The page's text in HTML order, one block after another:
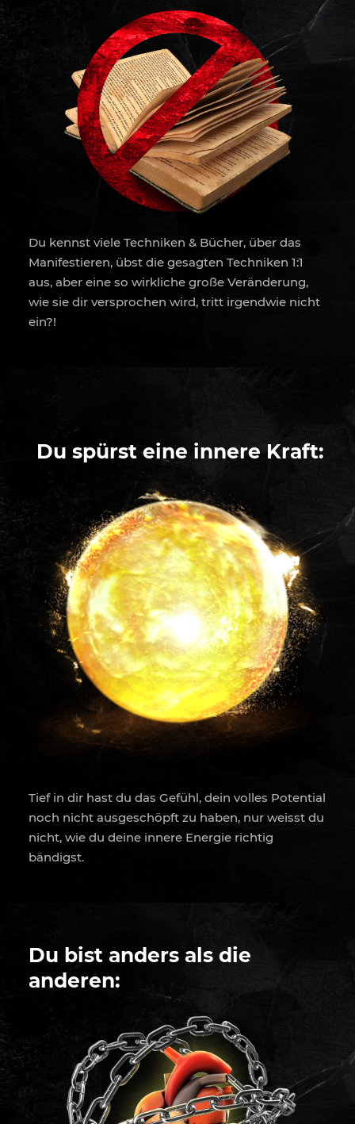
Du kennst viele Techniken & Bücher, über das
Manifestieren, übst die gesagten Techniken 1:1
aus, aber eine so wirkliche große Veränderung,
wie sie dir versprochen wird, tritt irgendwie nicht
ein?!
Du spürst eine innere Kraft:
Tief in dir hast du das Gefühl, dein volles Potential
noch nicht ausgeschöpft zu haben, nur weisst du
nicht, wie du deine innere Energie richtig
bändigst.
Du bist anders als die
anderen: